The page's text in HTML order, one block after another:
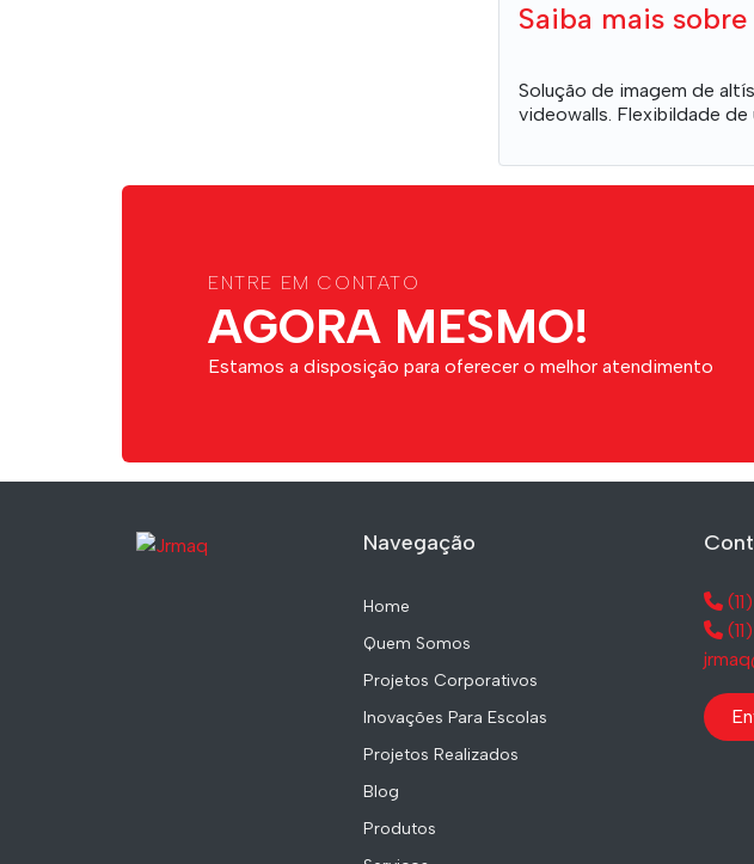
Saiba mais
Solução de imagem de
videowalls. Flexibildade
ENTRE EM CONTATO
AGORA MESMO!
Estamos a disposição para oferecer o melhor atendimento
Navegação
Home
Quem Somos
Projetos Corporativos
Inovações Para Escolas
Projetos Realizados
Blog
Produtos